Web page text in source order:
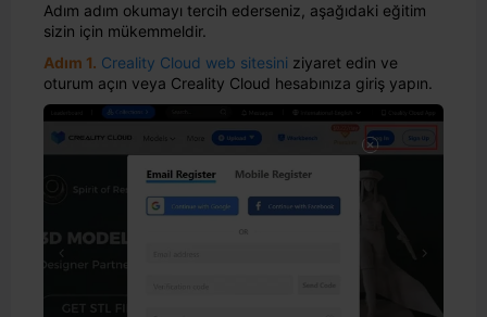
Adım adım okumayı tercih ederseniz, aşağıdaki eğitim
sizin için mükemmeldir.
Adım 1. Creality Cloud web sitesini ziyaret edin ve
oturum açın veya Creality Cloud hesabınıza giriş yapın.